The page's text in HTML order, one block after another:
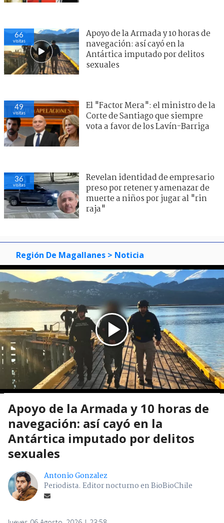
66
visitas
Apoyo de la Armada y 10 horas de
navegación: así cayó en la
Antártica imputado por delitos
sexuales
49
visitas
El "Factor Mera": el ministro de la
Corte de Santiago que siempre
vota a favor de los Lavín-Barriga
36
visitas
Revelan identidad de empresario
preso por retener y amenazar de
muerte a niños por jugar al "rin
raja"
Región De Magallanes > Noticia
Apoyo de la Armada y 10 horas de
navegación: así cayó en la
Antártica imputado por delitos
sexuales
Antonio Gonzalez
Periodista. Editor nocturno en BioBioChile